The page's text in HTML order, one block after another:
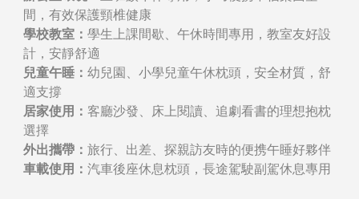
間，有效保護頸椎健康
學校教室： 學生上課間歇、午休時間專用，教室友好設
計，安靜舒適
兒童午睡： 幼兒園、小學兒童午休枕頭，安全材質，舒
適支撐
居家使用： 客廳沙發、床上閱讀、追劇看書的理想抱枕
選擇
外出攜帶： 旅行、出差、探親訪友時的便携午睡好夥伴
車載使用： 汽車後座休息枕頭，長途駕駛副駕休息專用